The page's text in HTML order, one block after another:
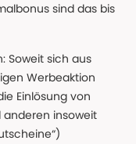
sind das bis
Soweit sich aus
Werbeaktion
Einlösung von
anderen insoweit